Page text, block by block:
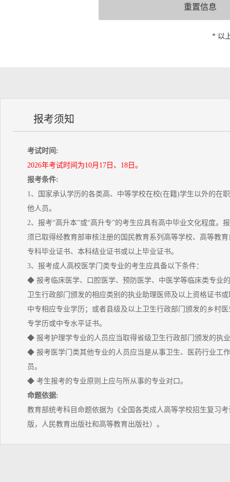
* 以
报考须知
考试时间:
2026年考试时间为10月17日、18日。
报考条件:
1、国家承认学历的各类高、中等学校在校(在籍)学生以外的在
他人员。
2、报考“高升本”或“高升专”的考生应具有高中毕业文化程度。
须已取得经教育部审核注册的国民教育系列高等学校、高等教
专科毕业证书、本科结业证书或以上毕业证书。
3、报考成人高校医学门类专业的考生应具备以下条件：
◆ 报考临床医学、口腔医学、预防医学、中医学等临床类专业
卫生行政部门颁发的相应类别的执业助理医师及以上资格证书
中专相应专业学历；或者县级及以上卫生行政部门颁发的乡村
专学历或中专水平证书。
◆ 报考护理学专业的人员应当取得省级卫生行政部门颁发的执
◆ 报考医学门类其他专业的人员应当是从事卫生、医药行业工
员。
◆ 考生报考的专业原则上应与所从事的专业对口。
命题依据:
教育部统考科目命题依据为《全国各类成人高等学校招生复习考
版，人民教育出版社和高等教育出版社）。